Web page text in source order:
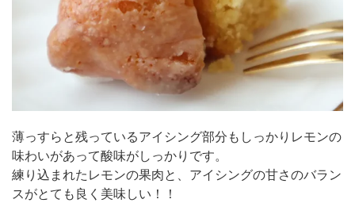
薄っすらと残っているアイシング部分もしっかりレモンの
味わいがあって酸味がしっかりです。
練り込まれたレモンの果肉と、アイシングの甘さのバラン
スがとても良く美味しい！！